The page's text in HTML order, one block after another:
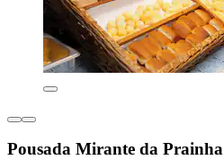
Pousada Mirante da Prainha